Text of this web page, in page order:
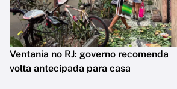
Ventania no RJ: governo recomenda
volta antecipada para casa